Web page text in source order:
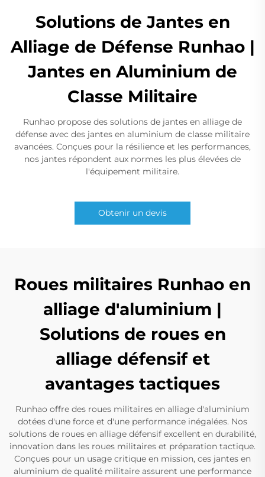
Solutions de Jantes en
Alliage de Défense Runhao |
Jantes en Aluminium de
Classe Militaire
Runhao propose des solutions de jantes en alliage de
défense avec des jantes en aluminium de classe militaire
avancées. Conçues pour la résilience et les performances,
nos jantes répondent aux normes les plus élevées de
l'équipement militaire.
Obtenir un devis
Roues militaires Runhao en
alliage d'aluminium |
Solutions de roues en
alliage défensif et
avantages tactiques
Runhao offre des roues militaires en alliage d'aluminium
dotées d'une force et d'une performance inégalées. Nos
solutions de roues en alliage défensif excellent en durabilité,
innovation dans les roues militaires et préparation tactique.
Conçues pour un usage critique en mission, ces jantes en
aluminium de qualité militaire assurent une performance